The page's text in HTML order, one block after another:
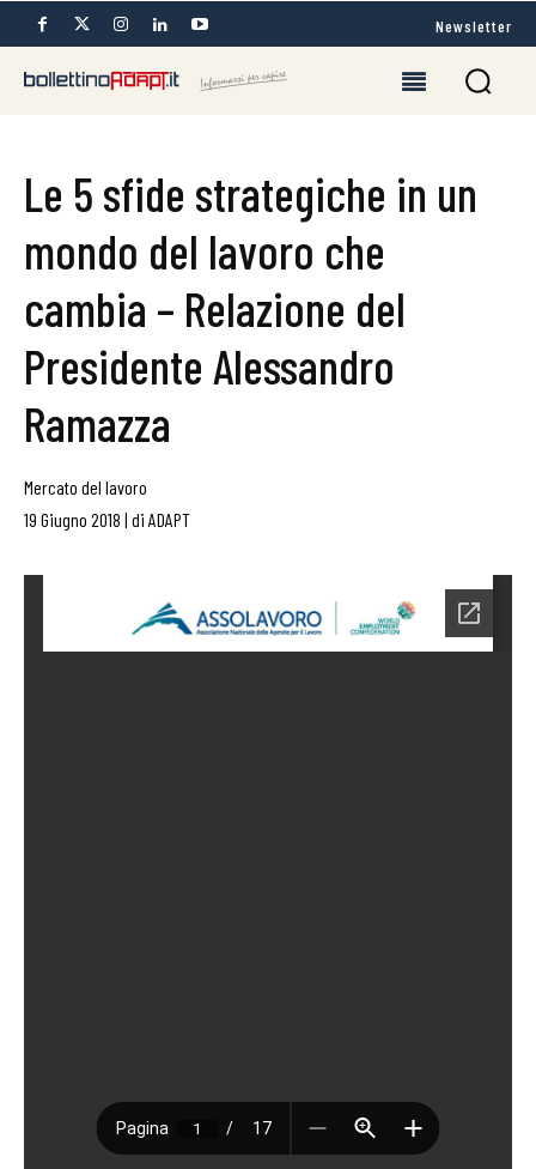
Newsletter
Le 5 sfide strategiche in un
mondo del lavoro che
cambia – Relazione del
Presidente Alessandro
Ramazza
Mercato del lavoro
19 Giugno 2018 | di ADAPT